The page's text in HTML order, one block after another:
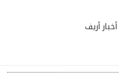
أخبار أريف